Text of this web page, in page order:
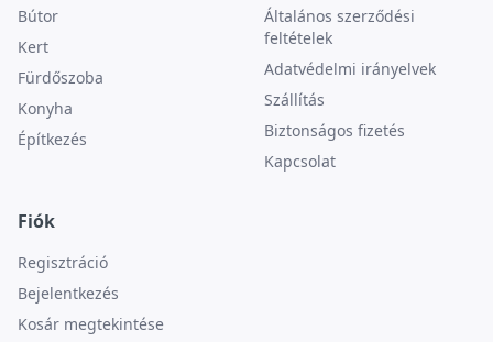
Bútor
Kert
Fürdőszoba
Konyha
Építkezés
Általános szerződési
feltételek
Adatvédelmi irányelvek
Szállítás
Biztonságos fizetés
Kapcsolat
Fiók
Regisztráció
Bejelentkezés
Kosár megtekintése